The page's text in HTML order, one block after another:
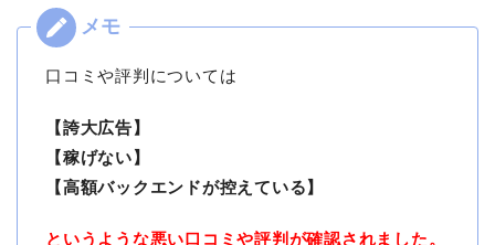
口コミや評判については
【誇大広告】
【稼げない】
【高額バックエンドが控えている】
というような悪い口コミや評判が確認されました。